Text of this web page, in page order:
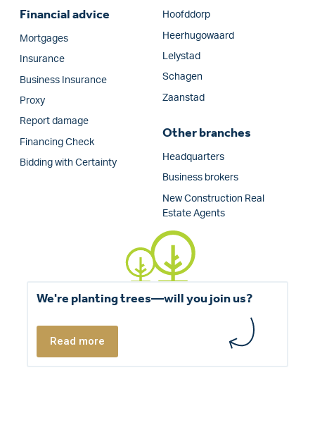
Financial advice
Mortgages
Insurance
Business Insurance
Proxy
Report damage
Financing Check
Bidding with Certainty
Hoofddorp
Heerhugowaard
Lelystad
Schagen
Zaanstad
Other branches
Headquarters
Business brokers
New Construction Real
Estate Agents
We're planting trees—will you join us?
Read more